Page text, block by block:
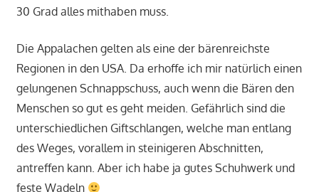
30 Grad alles mithaben muss.
Die Appalachen gelten als eine der bärenreichste
Regionen in den USA. Da erhoffe ich mir natürlich einen
gelungenen Schnappschuss, auch wenn die Bären den
Menschen so gut es geht meiden. Gefährlich sind die
unterschiedlichen Giftschlangen, welche man entlang
des Weges, vorallem in steinigeren Abschnitten,
antreffen kann. Aber ich habe ja gutes Schuhwerk und
feste Wadeln